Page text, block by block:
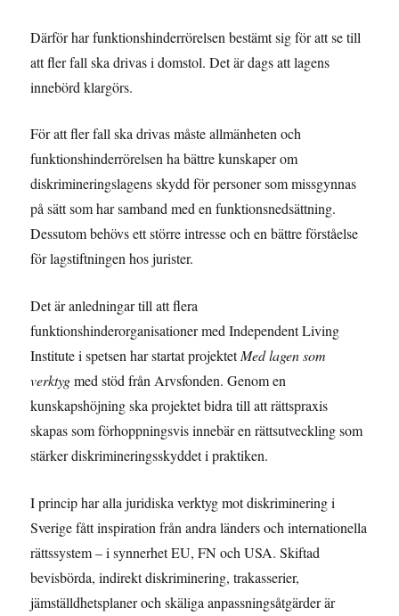
Därför har funktionshinderrörelsen bestämt sig för att se till
att fler fall ska drivas i domstol. Det är dags att lagens
innebörd klargörs.
För att fler fall ska drivas måste allmänheten och
funktionshinderrörelsen ha bättre kunskaper om
diskrimineringslagens skydd för personer som missgynnas
på sätt som har samband med en funktionsnedsättning.
Dessutom behövs ett större intresse och en bättre förståelse
för lagstiftningen hos jurister.
Det är anledningar till att flera
funktionshinderorganisationer med Independent Living
Institute i spetsen har startat projektetMed lagen som
verktygmed stöd från Arvsfonden. Genom en
kunskapshöjning ska projektet bidra till att rättspraxis
skapas som förhoppningsvis innebär en rättsutveckling som
stärker diskrimineringsskyddet i praktiken.
I princip har alla juridiska verktyg mot diskriminering i
Sverige fått inspiration från andra länders och internationella
rättssystem – i synnerhet EU, FN och USA. Skiftad
bevisbörda, indirekt diskriminering, trakasserier,
jämställdhetsplaner och skäliga anpassningsåtgärder är